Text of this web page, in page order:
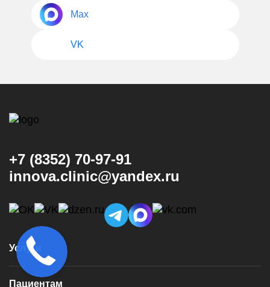
Max
VK
+7 (8352) 70-97-91
innova.clinic@yandex.ru
Услуги
Консультация и диагностика
Пациентам